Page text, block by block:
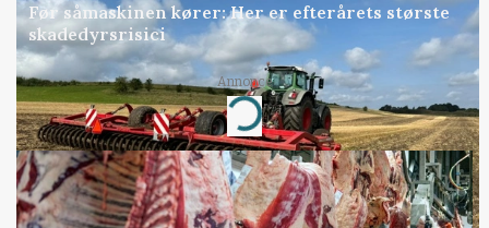
Før såmaskinen kører: Her er efterårets største
skadedyrsrisici
Annonce
Loading...